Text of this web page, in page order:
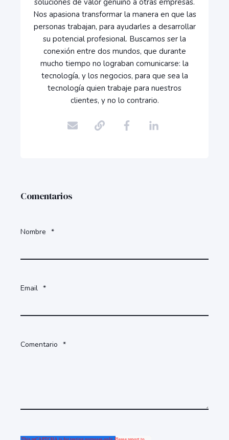
soluciones de valor genuino a otras empresas.
Nos apasiona transformar la manera en que las
personas trabajan, para ayudarles a desarrollar
su potencial profesional. Buscamos ser la
conexión entre dos mundos, que durante
mucho tiempo no lograban comunicarse: la
tecnología, y los negocios, para que sea la
tecnología quien trabaje para nuestros
clientes, y no lo contrario.
Comentarios
Nombre *
Email *
Comentario *